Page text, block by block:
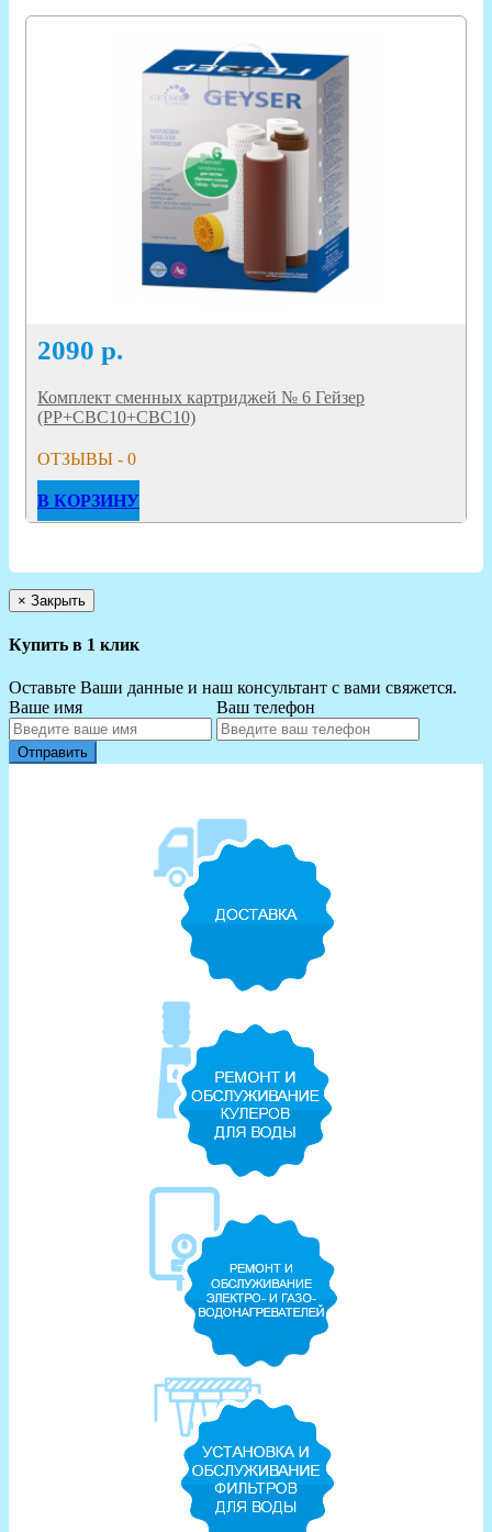
2090 р.
Комплект сменных картриджей № 6 Гейзер
(PP+CBC10+CBC10)
ОТЗЫВЫ - 0
В КОРЗИНУ
× Закрыть
Купить в 1 клик
Оставьте Ваши данные и наш консультант с вами свяжется.
Ваше имя
Ваш телефон
Отправить